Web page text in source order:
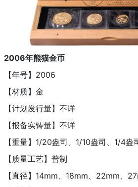
2006年熊猫金币
【年号】2006
【材质】金
【计划发行量】不详
【报备实铸量】不详
【重量】1/20盎司、1/10盎司、1/4
【质量工艺】普制
【直径】14mm、18mm、22mm、